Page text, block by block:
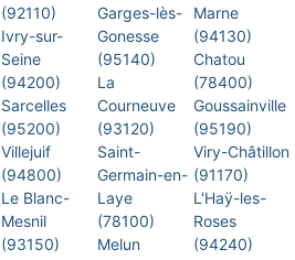
(92110)
Ivry-sur-
Seine
(94200)
Sarcelles
(95200)
Villejuif
(94800)
Le Blanc-
Mesnil
(93150)
Garges-lès-
Gonesse
(95140)
La
Courneuve
(93120)
Saint-
Germain-en-
Laye
(78100)
Melun
Marne
(94130)
Chatou
(78400)
Goussainville
(95190)
Viry-Châtillon
(91170)
L'Haÿ-les-
Roses
(94240)